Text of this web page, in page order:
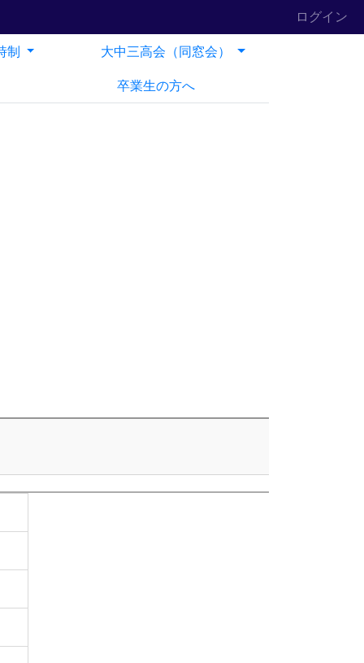
ログイン
卒業生の方へ
制 大中三高会（同窓会）